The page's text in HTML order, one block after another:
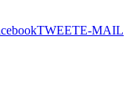
TWEETE-MAIL